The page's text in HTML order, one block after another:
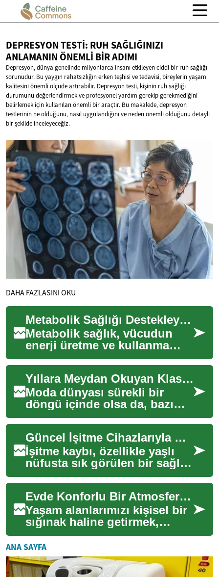
DEPRESYON TESTI: RUH SAĞLIĞINIZI
ANLAMANIN ÖNEMLI BIR ADIMI
Depresyon, dünya genelinde milyonlarca insanı etkileyen ciddi bir ruh sağlığı
sorunudur. Bu yaygın rahatsızlığın erken teşhisi ve tedavisi, bireylerin yaşam
kalitesini önemli ölçüde artırabilir. Depresyon testi, kişinin ruh sağlığı
durumunu değerlendirmek ve profesyonel yardım gerekip gerekmediğini
belirlemek için kullanılan önemli bir araçtır. Bu makalede, depresyon
testlerinin ne olduğunu, nasıl uygulandığını ve neden önemli olduğunu detaylı
bir şekilde inceleyeceğiz.
DAHA FAZLASINI OKU
Metabolik Sağlığı Destekleyici Adımlar
Metabolik sağlık, vücudun
enerji üretme ve kullanma
yeteneğini tanımlar ve genel
sağlık durumumuz için temel
bir göst...
Yıllara Meydan Okuyan Klasik Giyim Parçaları
Moda dünyası sürekli bir
döngü içinde olsa da, bazı
giyim parçaları zamanın
ötesinde bir çekiciliğe
sahiptir. Bu klas...
Güncel İşitme Cihazlarıyla Hayat Kalitenizi Yükseltin
İşitme kaybı, özellikle yaşlı
nüfusta sık görülen bir sağlık
sorunudur; ancak gelişen
dijital işitme cihazları sayesi...
Evde Konforlu Bir Atmosfer Yaratmak
Yaşam alanlarımızı kişisel bir
sığınak haline getirmek,
günümüz dünyasında giderek
daha önemli hale geliyor.
Evinizde...
ANA SAYFA